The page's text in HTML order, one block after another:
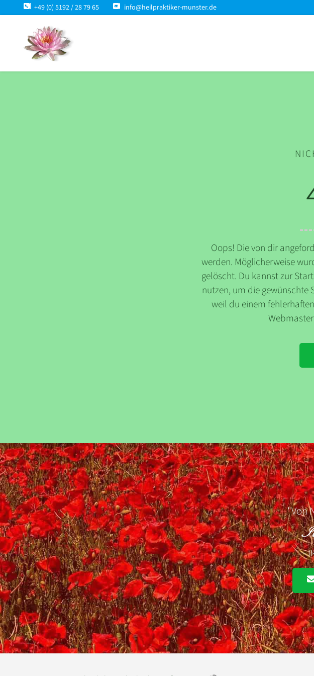
+49 (0) 5192 / 28 79 65 info@heilpraktiker-munster.de
Oops! Die von dir
werden. Möglicherweise
gelöscht. Du kannst zur
nutzen, um die gewünschte
weil du einem
"Von
-